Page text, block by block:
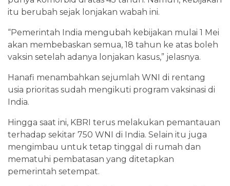
itu berubah sejak lonjakan wabah ini.
“Pemerintah India mengubah kebijakan mulai 1 Mei
akan membebaskan semua, 18 tahun ke atas boleh
vaksin setelah adanya lonjakan kasus,” jelasnya.
Hanafi menambahkan sejumlah WNI di rentang
usia prioritas sudah mengikuti program vaksinasi di
India.
Hingga saat ini, KBRI terus melakukan pemantauan
terhadap sekitar 750 WNI di India. Selain itu juga
mengimbau untuk tetap tinggal di rumah dan
mematuhi pembatasan yang ditetapkan
pemerintah setempat.